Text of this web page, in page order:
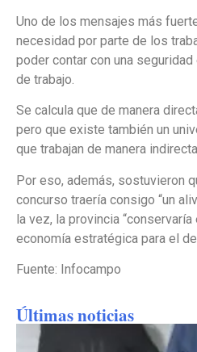
Uno de los mensajes más
necesidad por parte de los
poder contar con una
de trabajo.
Se calcula que de manera
pero que existe también un
que trabajan de manera
Por eso, además, sostuvieron
concurso traería consigo “un
la vez, la provincia
economía estratégica para el
Fuente: Infocampo
Últimas noticias